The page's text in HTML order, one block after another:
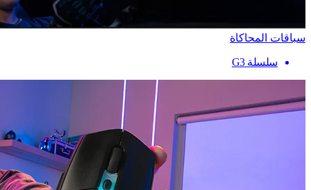
سباقات المحاكاة
سلسلة G3